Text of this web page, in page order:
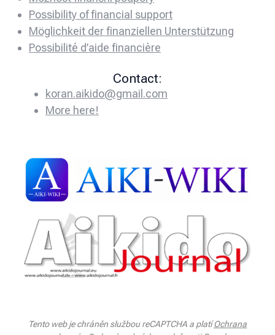
Possibility of financial support
Möglichkeit der finanziellen Unterstützung
Possibilité d’aide financière
Contact:
koran.aikido@gmail.com
More here!
Tento web je chráněn službou reCAPTCHA a platíOchrana